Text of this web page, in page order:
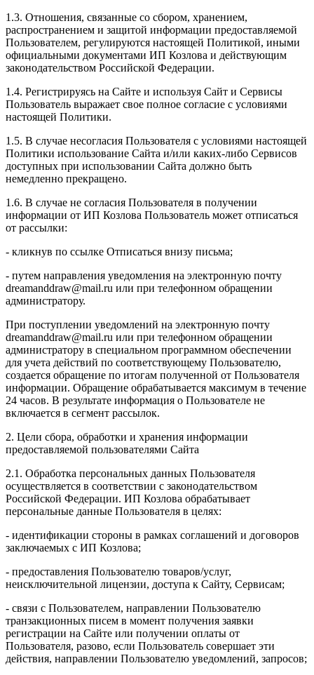
1.3. Отношения, связанные со сбором, хранением,
распространением и защитой информации предоставляемой
Пользователем, регулируются настоящей Политикой, иными
официальными документами ИП Козловa и действующим
законодательством Российской Федерации.
1.4. Регистрируясь на Сайте и используя Сайт и Сервисы
Пользователь выражает свое полное согласие с условиями
настоящей Политики.
1.5. В случае несогласия Пользователя с условиями настоящей
Политики использование Сайта и/или каких-либо Сервисов
доступных при использовании Сайта должно быть
немедленно прекращено.
1.6. В случае не согласия Пользователя в получении
информации от ИП Козлова Пользователь может отписаться
от рассылки:
- кликнув по ссылке Отписаться внизу письма;
- путем направления уведомления на электронную почту
dreamanddraw@mail.ru или при телефонном обращении
администратору.
При поступлении уведомлений на электронную почту
dreamanddraw@mail.ru или при телефонном обращении
администратору в специальном программном обеспечении
для учета действий по соответствующему Пользователю,
создается обращение по итогам полученной от Пользователя
информации. Обращение обрабатывается максимум в течение
24 часов. В результате информация о Пользователе не
включается в сегмент рассылок.
2. Цели сбора, обработки и хранения информации
предоставляемой пользователями Сайта
2.1. Обработка персональных данных Пользователя
осуществляется в соответствии с законодательством
Российской Федерации. ИП Козловa обрабатывает
персональные данные Пользователя в целях:
- идентификации стороны в рамках соглашений и договоров
заключаемых с ИП Козлова;
- предоставления Пользователю товаров/услуг,
неисключительной лицензии, доступа к Сайту, Сервисам;
- связи с Пользователем, направлении Пользователю
транзакционных писем в момент получения заявки
регистрации на Сайте или получении оплаты от
Пользователя, разово, если Пользователь совершает эти
действия, направлении Пользователю уведомлений, запросов;